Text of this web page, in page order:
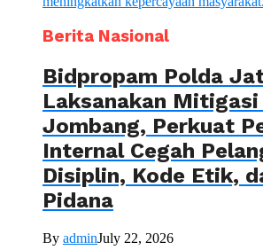
Berita Nasional
Bidpropam Polda
Laksanakan
Jombang, Perkuat
Internal Cegah
Disiplin, Kode Etik,
Pidana
By adminJuly 22, 2026